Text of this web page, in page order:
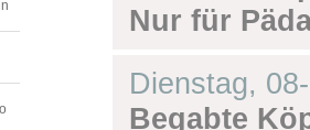
Nur für
Dienstag,
Begabte